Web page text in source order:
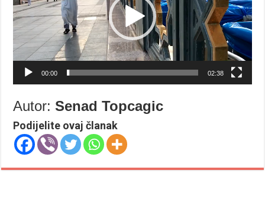
00:00 02:38
Autor:Senad Topcagic
Podijelite ovaj članak